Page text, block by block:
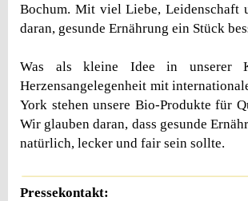
Bochum. Mit viel Liebe, Leidenschaft
daran, gesunde Ernährung ein Stück
Was als kleine Idee in unserer
Herzensangelegenheit mit
York stehen unsere Bio-Produkte für
Wir glauben daran, dass gesunde
natürlich, lecker und fair sein sollte.
Pressekontakt: